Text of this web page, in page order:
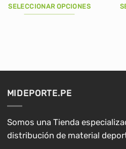
original
era:
actual
es:
SELECCIONAR OPCIONES
se
pueden
elegir
en
en
MIDEPORTE.PE
Somos una Tienda
distribución de material